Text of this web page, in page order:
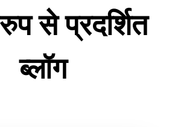
से प्रदर्शित
ब्लॉग